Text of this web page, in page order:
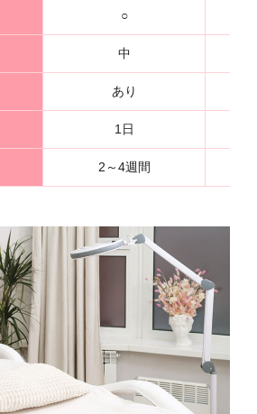
○
中
あり
1日
2～4週間